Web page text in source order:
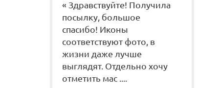
« Здравствуйте! Получила
посылку, большое
спасибо! Иконы
соответствуют фото, в
жизни даже лучше
выглядят. Отдельно хочу
отметить мас ....